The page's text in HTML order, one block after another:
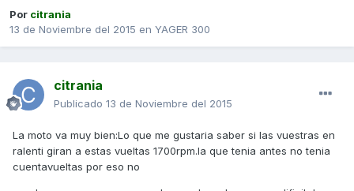
Por citrania
13 de Noviembre del 2015 en YAGER 300
citrania
Publicado 13 de Noviembre del 2015
La moto va muy bien:Lo que me gustaria saber si las vuestras en
ralenti giran a estas vueltas 1700rpm.la que tenia antes no tenia
cuentavueltas por eso no